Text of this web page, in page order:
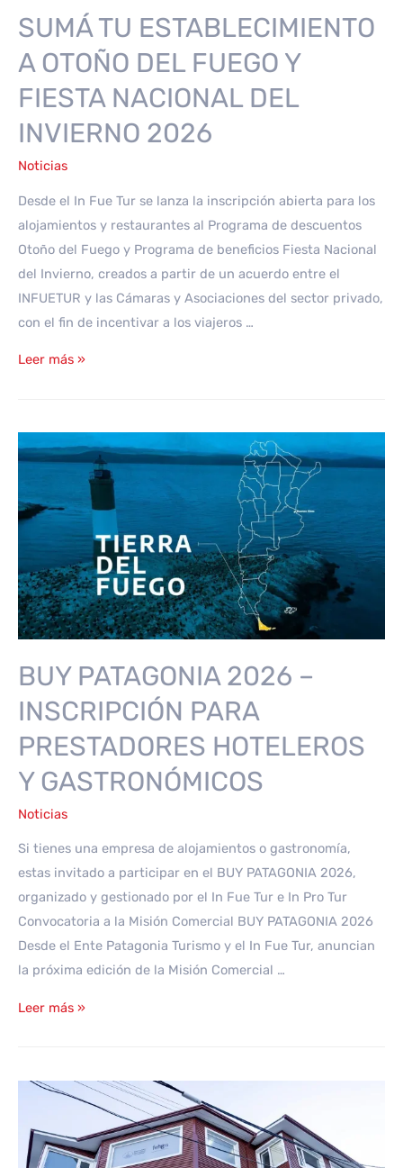
SUMÁ TU ESTABLECIMIENTO
A OTOÑO DEL FUEGO Y
FIESTA NACIONAL DEL
INVIERNO 2026
Noticias
Desde el In Fue Tur se lanza la inscripción abierta para los
alojamientos y restaurantes al Programa de descuentos
Otoño del Fuego y Programa de beneficios Fiesta Nacional
del Invierno, creados a partir de un acuerdo entre el
INFUETUR y las Cámaras y Asociaciones del sector privado,
con el fin de incentivar a los viajeros …
SUMÁ
A
OTOÑO
FUEGO
Y
NACIONAL
DEL
INVIERNO
Leer más »
BUY PATAGONIA 2026 –
INSCRIPCIÓN PARA
PRESTADORES HOTELEROS
Y GASTRONÓMICOS
Noticias
Si tienes una empresa de alojamientos o gastronomía,
estas invitado a participar en el BUY PATAGONIA 2026,
organizado y gestionado por el In Fue Tur e In Pro Tur
Convocatoria a la Misión Comercial BUY PATAGONIA 2026
Desde el Ente Patagonia Turismo y el In Fue Tur, anuncian
la próxima edición de la Misión Comercial …
BUY
–
INSCRIPCIÓN
PARA
PRESTADORES
Leer más »